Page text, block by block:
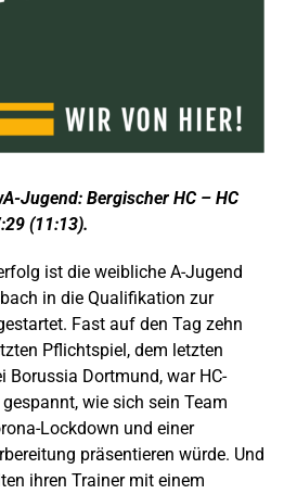
Jugend: Bergischer HC – HC
(11:13).
ist die weibliche A-Jugend
in die Qualifikation zur
Fast auf den Tag zehn
Pflichtspiel, dem letzten
Borussia Dortmund, war HC-
wie sich sein Team
Lockdown und einer
präsentieren würde. Und
ihren Trainer mit einem